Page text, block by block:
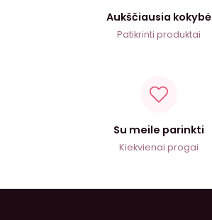
Aukščiausia kokybė
Patikrinti produktai
Su meile parinkti
Kiekvienai progai